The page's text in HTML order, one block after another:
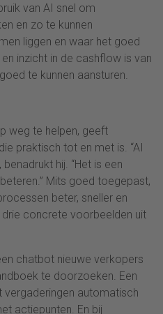
van AI snel om
en zo te kunnen
liggen en waar het goed
en inzicht in de cashflow is van
te kunnen aansturen.
weg te helpen, geeft
praktisch tot en met is. “AI
hij. “Het is een
Mits goed toegepast,
beter, sneller en
concrete voorbeelden uit
chatbot nieuwe verkopers
te doorzoeken. Een
automatisch
actiepunten. En bij